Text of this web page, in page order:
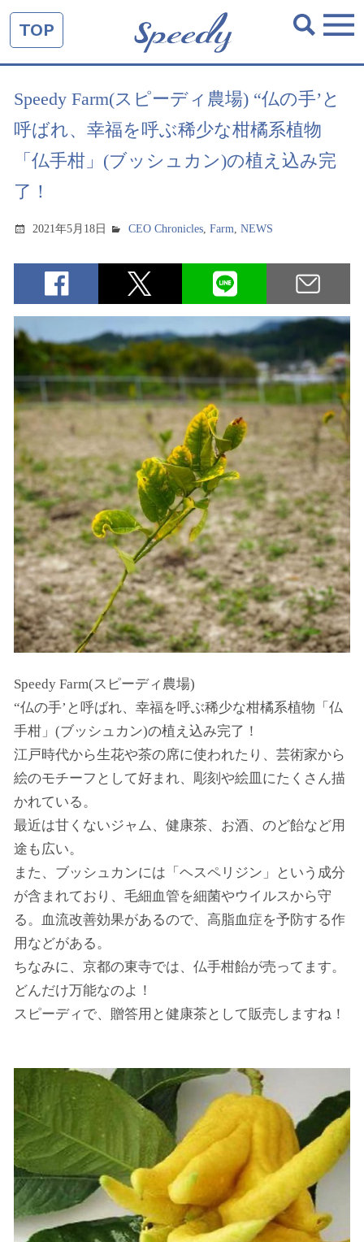
TOP
Speedy Farm(スピーディ農場) “仏の手’と
呼ばれ、幸福を呼ぶ稀少な柑橘系植物
「仏手柑」(ブッシュカン)の植え込み完
了！
2021年5月18日 CEO Chronicles,Farm,NEWS
Speedy Farm(スピーディ農場)
“仏の手’と呼ばれ、幸福を呼ぶ稀少な柑橘系植物「仏
手柑」(ブッシュカン)の植え込み完了！
江戸時代から生花や茶の席に使われたり、芸術家から
絵のモチーフとして好まれ、彫刻や絵皿にたくさん描
かれている。
最近は甘くないジャム、健康茶、お酒、のど飴など用
途も広い。
また、ブッシュカンには「ヘスペリジン」という成分
が含まれており、毛細血管を細菌やウイルスから守
る。血流改善効果があるので、高脂血症を予防する作
用などがある。
ちなみに、京都の東寺では、仏手柑飴が売ってます。
どんだけ万能なのよ！
スピーディで、贈答用と健康茶として販売しますね！